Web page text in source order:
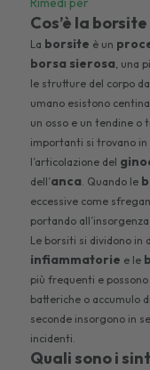
Cos’è la borsite
La borsite è un
borsa sierosa, una
le strutture del corpo
umano esistono
un osso e un tendine o
importanti si trovano
l’articolazione del
dell’anca. Quando le
eccessive come
portando
Le borsiti si dividono in
infiammatorie e le
più frequenti e
batteriche o accumulo
seconde insorgono in
incidenti.
Quali sono i